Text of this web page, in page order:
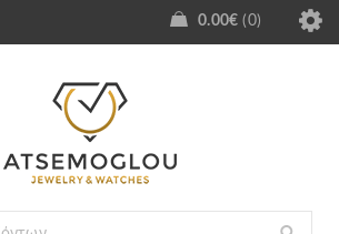
0.00€ 0